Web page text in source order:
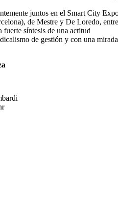
juntos en el Smart City
de Mestre y De Loredo,
síntesis de una actitud
de gestión y con una mirada